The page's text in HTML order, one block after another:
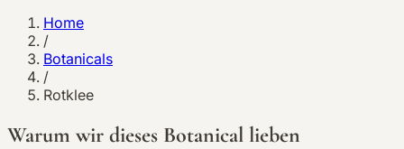
Home
/
Botanicals
/
Rotklee
Warum wir dieses Botanical lieben